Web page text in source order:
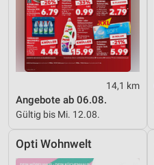
14,1 km
Angebote ab 06.08.
Gültig bis Mi. 12.08.
Opti Wohnwelt